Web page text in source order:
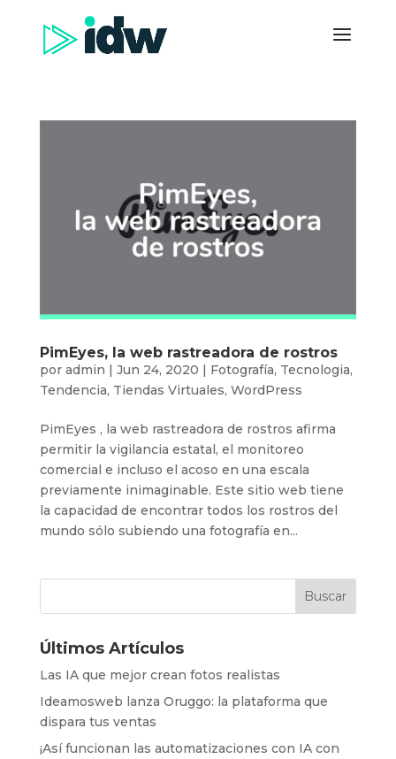
PimEyes, la web rastreadora de rostros
por admin | Jun 24, 2020 | Fotografía, Tecnologia,
Tendencia, Tiendas Virtuales, WordPress
PimEyes , la web rastreadora de rostros afirma
permitir la vigilancia estatal, el monitoreo
comercial e incluso el acoso en una escala
previamente inimaginable. Este sitio web tiene
la capacidad de encontrar todos los rostros del
mundo sólo subiendo una fotografía en...
Últimos Artículos
Las IA que mejor crean fotos realistas
Ideamosweb lanza Oruggo: la plataforma que
dispara tus ventas
¡Así funcionan las automatizaciones con IA con